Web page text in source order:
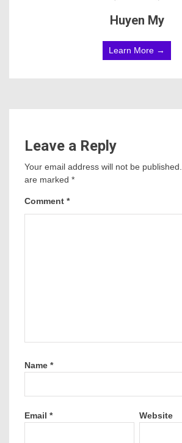
Huyen My
Learn More →
Leave a Reply
Your email address will not be published.
are marked *
Comment *
Name *
Email * Website